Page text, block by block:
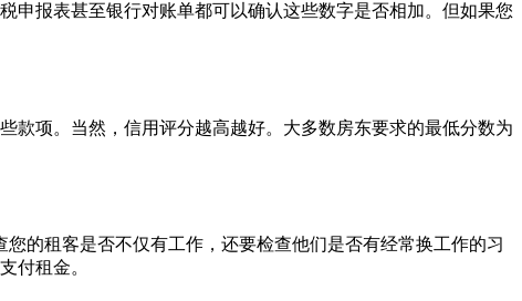
申报表甚至银行对账单都可以确认这些数字是否相加。但如果您
款项。当然，信用评分越高越好。大多数房东要求的最低分数为
的租客是否不仅有工作，还要检查他们是否有经常换工作的习
付租金。